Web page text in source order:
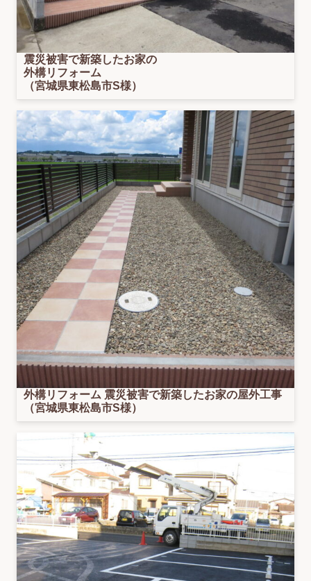
震災被害で新築したお家の
外構リフォーム
（宮城県東松島市S様）
外構リフォーム 震災被害で新築したお家の屋外工事
（宮城県東松島市S様）